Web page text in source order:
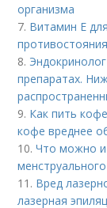
организма
7. Витамин Е
8.
препаратах.
9. Как пить
кофе вреднее
10.Что можно и
11. Вред
лазерная